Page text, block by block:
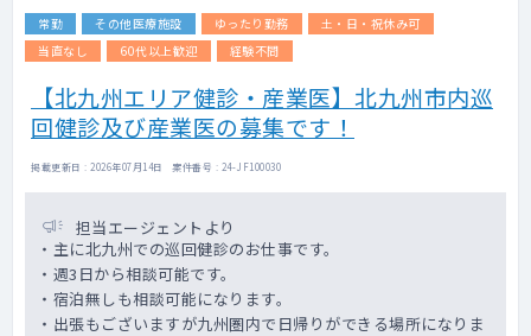
常勤 その他医療施設 ゆったり勤務
土・日・祝休み可
当直なし
60代以上歓迎 経験不問
【北九州エリア健診・産業医】北九州市内巡
回健診及び産業医の募集です！
掲載更新日 : 2026年07月14日 案件番号 : 24-JF100030
担当エージェントより
・主に北九州での巡回健診のお仕事です。
・週3日から相談可能です。
・宿泊無しも相談可能になります。
・出張もございますが九州圏内で日帰りができる場所になりま